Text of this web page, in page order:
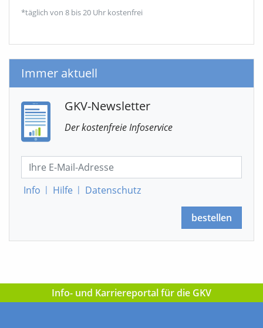
*täglich von 8 bis 20 Uhr kostenfrei
Immer aktuell
GKV-Newsletter
Der kostenfreie Infoservice
Info | Hilfe | Datenschutz
bestellen
Info- und Karriereportal für die GKV